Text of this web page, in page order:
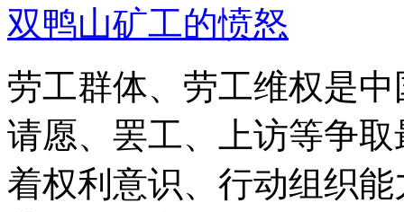
双鸭山矿工的愤怒
劳工群体、劳工维权是
请愿、罢工、上访等争
着权利意识、行动组织